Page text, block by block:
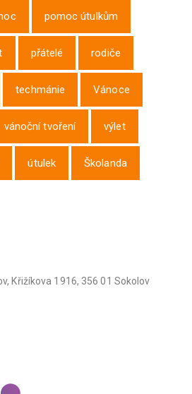
pomoc útulkům
přátelé rodiče
techmánie Vánoce
vánoční tvoření výlet
útulek Školanda
Křižíkova 1916, 356 01 Sokolov